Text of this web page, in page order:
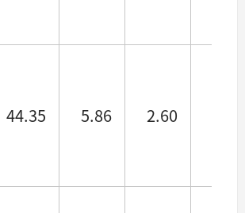
44.35 5.86 2.60